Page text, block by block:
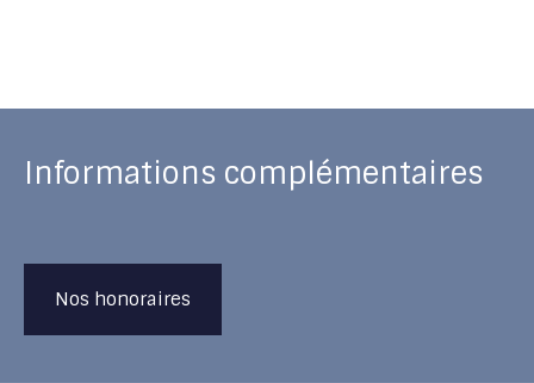
Informations complémentaires
Nos honoraires